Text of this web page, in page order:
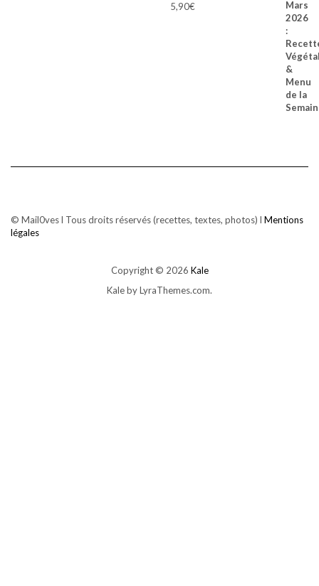
5,90€
© Mail0ves l Tous droits réservés (recettes, textes, photos) l Mentions
légales
Copyright © 2026 Kale
Kaleby LyraThemes.com.